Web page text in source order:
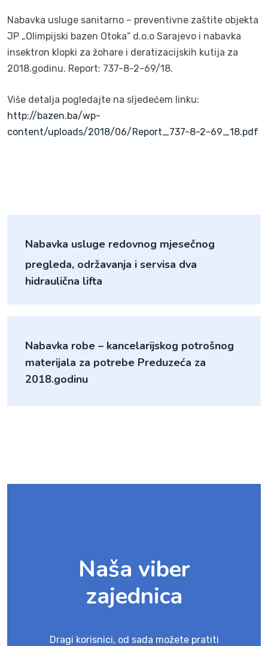
Nabavka usluge sanitarno – preventivne zaštite objekta
JP „Olimpijski bazen Otoka“ d.o.o Sarajevo i nabavka
insektron klopki za žohare i deratizacijskih kutija za
2018.godinu. Report: 737-8-2-69/18.
Više detalja pogledajte na sljedećem linku:
http://bazen.ba/wp-
content/uploads/2018/06/Report_737-8-2-69_18.pdf
Nabavka usluge redovnog mjesečnog
pregleda, održavanja i servisa dva
hidraulična lifta
Nabavka robe – kancelarijskog potrošnog
materijala za potrebe Preduzeća za
2018.godinu
Naša viber
zajednica
Dragi korisnici, od sada možete pratiti